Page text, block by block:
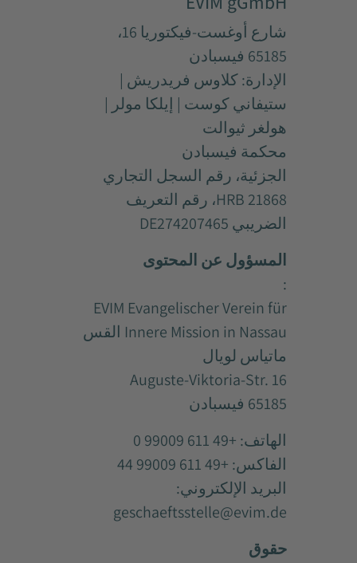
شارع أوغست-فيكتوريا 16،
65185 فيسبادن
الإدارة: كلاوس فريدريش |
ستيفاني كوست | إيلكا مولر |
هولغر ثيوالت
محكمة فيسبادن
الجزئية، رقم السجل التجاري
HRB 21868، رقم التعريف
الضريبي DE274207465
المسؤول عن المحتوى
:
EVIM Evangelischer Verein für
Innere Mission in Nassau القس
ماتياس لويال
Auguste-Viktoria-Str. 16
65185 فيسبادن
الهاتف: +49 611 99009 0
الفاكس: +49 611 99009 44
البريد الإلكتروني:
geschaeftsstelle@evim.de
حقوق